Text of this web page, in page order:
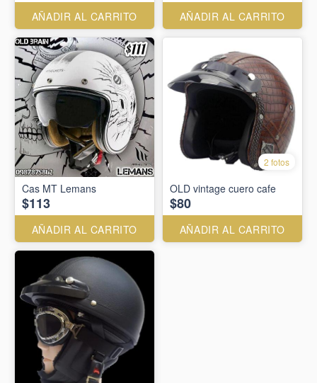
AÑADIR AL CARRITO
AÑADIR AL CARRITO
Cas MT Lemans
$113
AÑADIR AL CARRITO
2 fotos
OLD vintage cuero cafe
$80
AÑADIR AL CARRITO